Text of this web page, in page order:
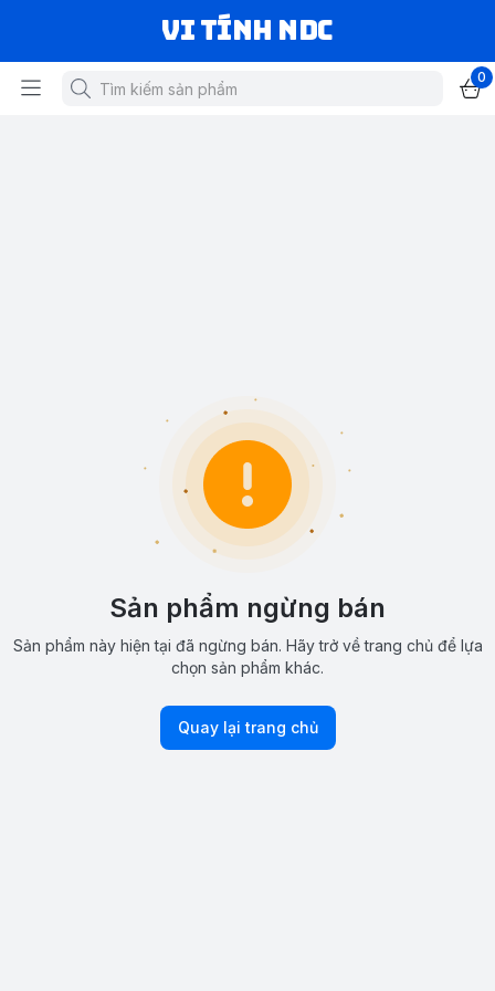
VI TÍNH NDC
0
Sản phẩm ngừng bán
Sản phẩm này hiện tại đã ngừng bán. Hãy trở về trang chủ để lựa
chọn sản phẩm khác.
Quay lại trang chủ